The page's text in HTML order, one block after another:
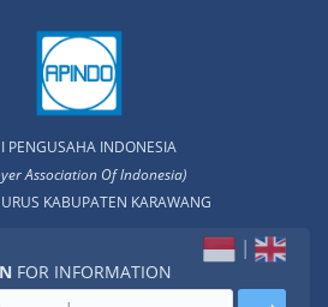
PENGUSAHA INDONESIA
Association Of lndonesia)
KABUPATEN KARAWANG
|
FOR INFORMATION